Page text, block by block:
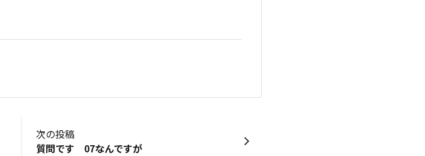
次の投稿
質問です 07なんですが